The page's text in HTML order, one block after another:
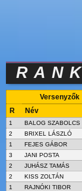
RANK
Versenyzők
R
Név
1
BALOG SZABOLCS
2
BRIXEL LÁSZLÓ
1
FEJES GÁBOR
3
JANI POSTA
2
JUHÁSZ TAMÁS
2
KISS ZOLTÁN
1
RAJNÓKI TIBOR